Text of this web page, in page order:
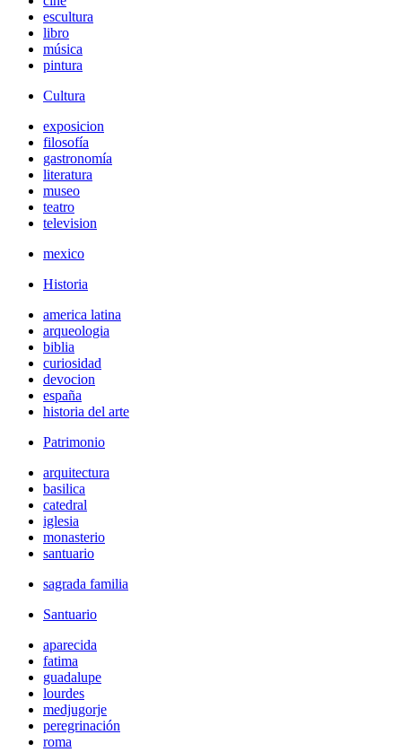
escultura
libro
música
pintura
Cultura
exposicion
filosofía
gastronomía
literatura
museo
teatro
television
mexico
Historia
america latina
arqueologia
biblia
curiosidad
devocion
españa
historia del arte
Patrimonio
arquitectura
basilica
catedral
iglesia
monasterio
santuario
sagrada familia
Santuario
aparecida
fatima
guadalupe
lourdes
medjugorje
peregrinación
roma